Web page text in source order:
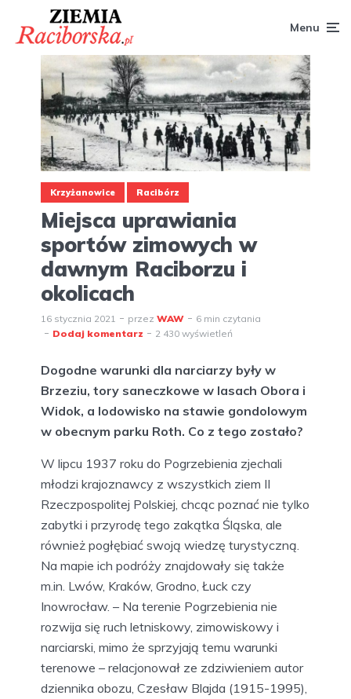
Menu
Krzyżanowice Racibórz
Miejsca uprawiania
sportów zimowych w
dawnym Raciborzu i
okolicach
16 stycznia 2021 przez WAW
6 min czytania
Dodaj komentarz
2 430 wyświetleń
Dogodne warunki dla narciarzy były w
Brzeziu, tory saneczkowe w lasach Obora i
Widok, a lodowisko na stawie gondolowym
w obecnym parku Roth. Co z tego zostało?
W lipcu 1937 roku do Pogrzebienia zjechali
młodzi krajoznawcy z wszystkich ziem II
Rzeczpospolitej Polskiej, chcąc poznać nie tylko
zabytki i przyrodę tego zakątka Śląska, ale
również pogłębiać swoją wiedzę turystyczną.
Na mapie ich podróży znajdowały się także
m.in. Lwów, Kraków, Grodno, Łuck czy
Inowrocław. – Na terenie Pogrzebienia nie
rozwija się ruch letniskowy, zimowiskowy i
narciarski, mimo że sprzyjają temu warunki
terenowe – relacjonował ze zdziwieniem autor
dziennika obozu, Czesław Blajda (1915-1995),